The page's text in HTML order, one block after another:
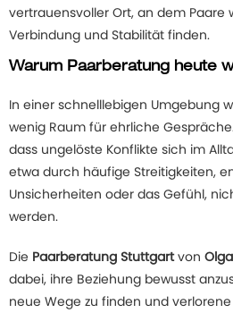
vertrauensvoller Ort, an dem Paare
Verbindung und Stabilität finden.
Warum Paarberatung heute
In einer schnelllebigen Umgebung
wenig Raum für ehrliche
dass ungelöste Konflikte sich im
etwa durch häufige Streitigkeiten,
Unsicherheiten oder das Gefühl,
werden.
Die Paarberatung Stuttgartvon
dabei, ihre Beziehung bewusst
neue Wege zu finden und